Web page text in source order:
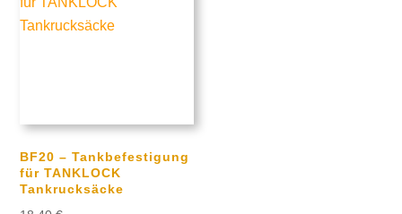
BF20 – Tankbefestigung
für TANKLOCK
Tankrucksäcke